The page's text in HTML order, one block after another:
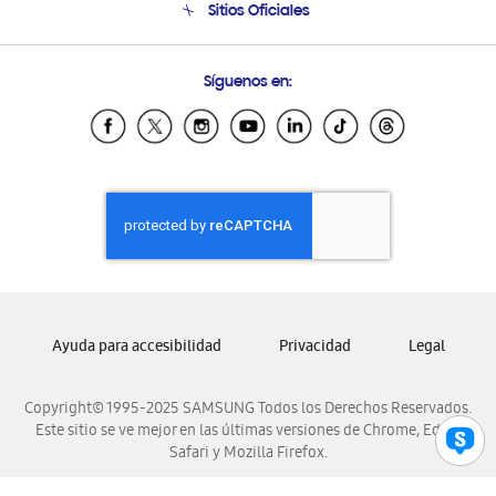
Soporte vía eMail
Sitios Oficiales
Samsung Ecuador
Samsung El Salvador
Samsung Honduras
Samsung Nicaragua
Samsung Panamá
Samsung Venezuela
Síguenos en:
Copyright© 1995-2025 SAMSUNG Todos los Derechos Reservados.
Este sitio se ve mejor en las últimas versiones de Chrome, Edge,
Safari y Mozilla Firefox.
Ayuda para accesibilidad Privacidad Legal